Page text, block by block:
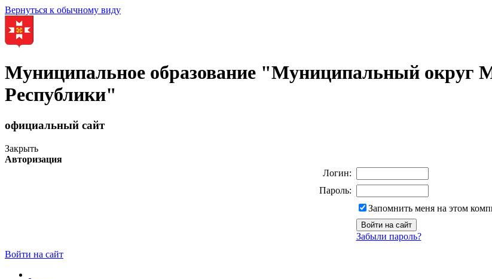
Вернуться к обычному виду
Муниципальное образование "Муниципальный округ
Республики"
официальный сайт
Закрыть
Авторизация
Логин:
Пароль:
Запомнить меня на этом
Забыли пароль?
Войти на сайт